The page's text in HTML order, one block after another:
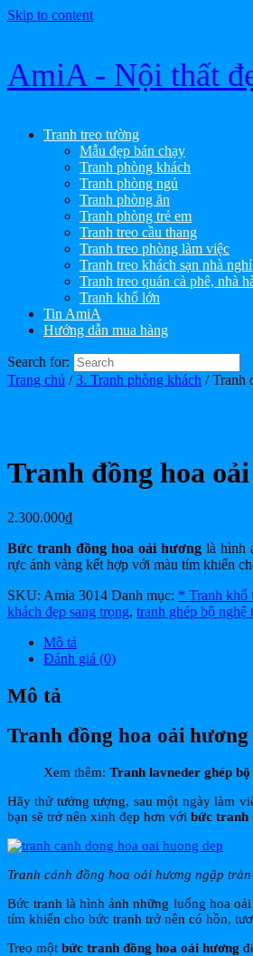
Skip to content
AmiA - Nội thất
Tranh treo tường
Mẫu đẹp bán chạy
Tranh phòng khách
Tranh phòng ngủ
Tranh phòng ăn
Tranh phòng trẻ em
Tranh treo cầu thang
Tranh treo phòng làm việc
Tranh treo khách sạn nhà nghỉ
Tranh treo quán cà phê, nhà
Tranh khổ lớn
Tin AmiA
Hướng dẫn mua hàng
Search for:
Trang chủ /3. Tranh phòng khách / Tranh
Tranh đồng hoa
2.300.000₫
Bức tranh đồng hoa oải hươnglà hình
rực ánh vàng kết hợp với màu tím khiến
SKU: Amia 3014 Danh mục: * Tranh khổ
khách đẹp sang trọng, tranh ghép bộ nghệ
Mô tả
Đánh giá (0)
Mô tả
Tranh đồng hoa oải
Xem thêm: Tranh lavneder ghép
Hãy thử tưởng tượng, sau một ngày làm
bạn sẽ trở nên xinh đẹp hơn với bức tranh
Tranh cánh đồng hoa oải hương ngập
Bức tranh là hình ảnh những luống hoa
tím khiến cho bức tranh trở nên có hồn,
Treo một bức tranh đồng hoa oải hương